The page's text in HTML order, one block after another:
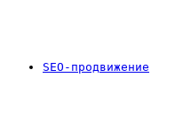
SEO-продвижение